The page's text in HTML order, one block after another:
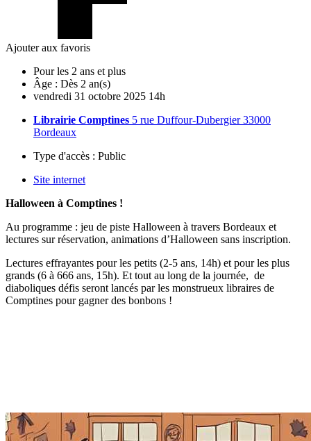
Ajouter aux favoris
Pour les 2 ans et plus
Âge : Dès 2 an(s)
vendredi 31 octobre 2025 14h
Librairie Comptines 5 rue Duffour-Dubergier 33000
Bordeaux
Type d'accès : Public
Site internet
Halloween à Comptines !
Au programme : jeu de piste Halloween à travers Bordeaux et
lectures sur réservation, animations d’Halloween sans inscription.
Lectures effrayantes pour les petits (2-5 ans, 14h) et pour les plus
grands (6 à 666 ans, 15h). Et tout au long de la journée, de
diaboliques défis seront lancés par les monstrueux libraires de
Comptines pour gagner des bonbons !